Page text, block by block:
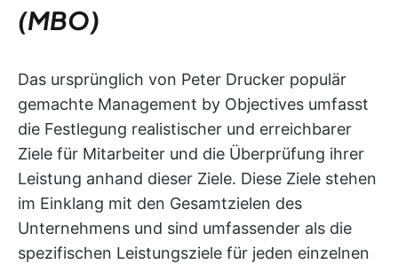
(MBO)
Das ursprünglich von Peter Drucker populär
gemachte Management by Objectives umfasst
die Festlegung realistischer und erreichbarer
Ziele für Mitarbeiter und die Überprüfung ihrer
Leistung anhand dieser Ziele. Diese Ziele stehen
im Einklang mit den Gesamtzielen des
Unternehmens und sind umfassender als die
spezifischen Leistungsziele für jeden einzelnen